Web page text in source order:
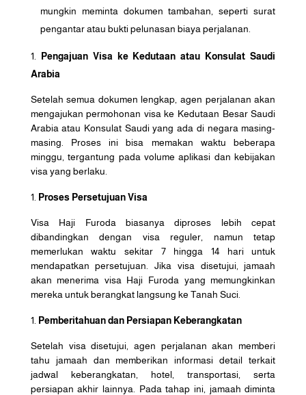
mungkin meminta dokumen tambahan, seperti surat
pengantar atau bukti pelunasan biaya perjalanan.
Pengajuan Visa ke Kedutaan atau Konsulat Saudi
Arabia
Setelah semua dokumen lengkap, agen perjalanan akan
mengajukan permohonan visa ke Kedutaan Besar Saudi
Arabia atau Konsulat Saudi yang ada di negara masing-
masing. Proses ini bisa memakan waktu beberapa
minggu, tergantung pada volume aplikasi dan kebijakan
visa yang berlaku.
Proses Persetujuan Visa
Visa Haji Furoda biasanya diproses lebih cepat
dibandingkan dengan visa reguler, namun tetap
memerlukan waktu sekitar 7 hingga 14 hari untuk
mendapatkan persetujuan. Jika visa disetujui, jamaah
akan menerima visa Haji Furoda yang memungkinkan
mereka untuk berangkat langsung ke Tanah Suci.
Pemberitahuan dan Persiapan Keberangkatan
Setelah visa disetujui, agen perjalanan akan memberi
tahu jamaah dan memberikan informasi detail terkait
jadwal keberangkatan, hotel, transportasi, serta
persiapan akhir lainnya. Pada tahap ini, jamaah diminta